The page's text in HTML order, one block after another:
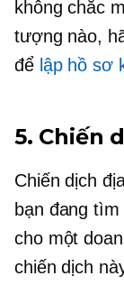
không chắc
tượng nào,
để lập hồ sơ
5. Chiến
Chiến dịch
bạn đang
cho một
chiến dịch